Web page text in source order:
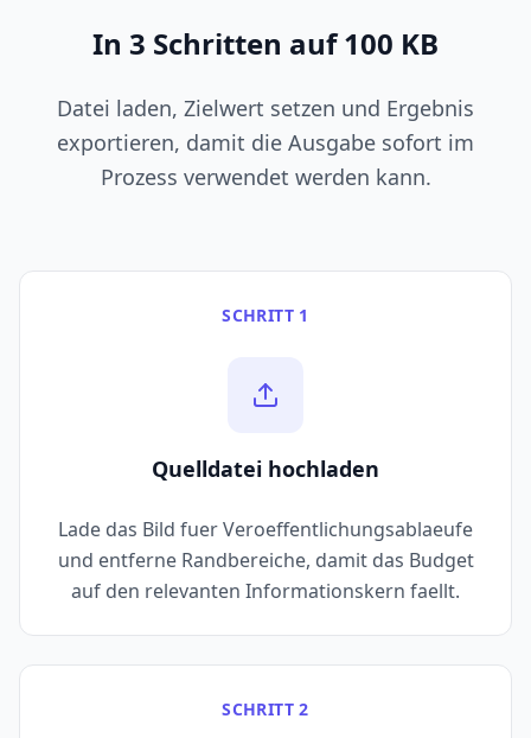
In 3 Schritten auf 100 KB
Datei laden, Zielwert setzen und Ergebnis
exportieren, damit die Ausgabe sofort im
Prozess verwendet werden kann.
SCHRITT 1
Quelldatei hochladen
Lade das Bild fuer Veroeffentlichungsablaeufe
und entferne Randbereiche, damit das Budget
auf den relevanten Informationskern faellt.
SCHRITT 2